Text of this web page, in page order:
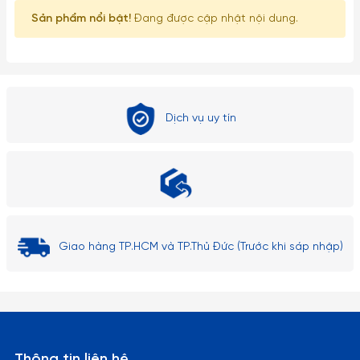
Sản phẩm nổi bật! Đang được cập nhật nội dung.
Dịch vụ uy tín
Giao hàng TP.HCM và TP.Thủ Đức (Trước khi sáp nhập)